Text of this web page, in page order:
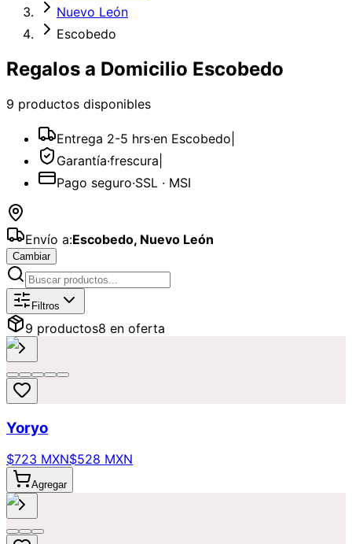
Nuevo León
Escobedo
Regalos a Domicilio Escobedo
9 productos disponibles
Entrega 2-5 hrs·en Escobedo
Garantía·frescura
Pago seguro·SSL · MSI
Envío a:Escobedo, Nuevo León
Cambiar
Catálogo deRegalos
Filtros
9 productos8 en oferta
Yoryo
$723 MXN$528 MXN
Agregar